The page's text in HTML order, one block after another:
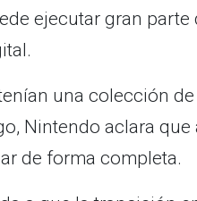
ejecutar gran parte
una colección
Nintendo aclara
de forma completa.